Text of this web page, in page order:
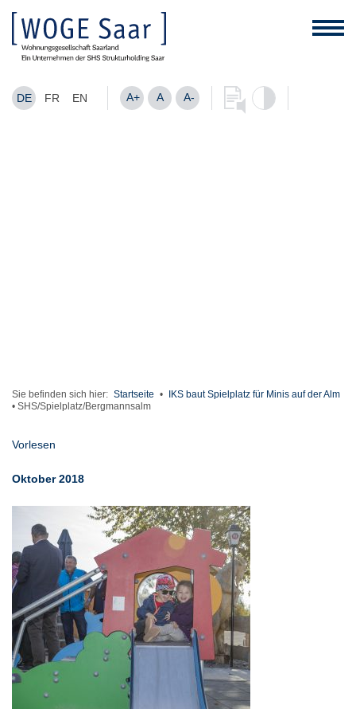
DE FR EN A+ A A-
Sie befinden sich hier: Startseite •
IKS baut Spielplatz für Minis auf der Alm
• SHS/Spielplatz/Bergmannsalm
Vorlesen
Oktober 2018